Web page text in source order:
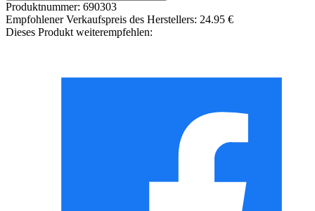
Produktnummer: 690303
Empfohlener Verkaufspreis des Herstellers: 24.95 €
Dieses Produkt weiterempfehlen: